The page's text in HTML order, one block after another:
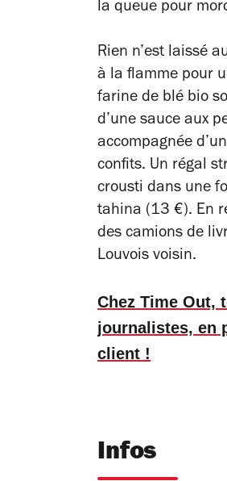
la queue pour
Rien n’est laissé
à la flamme pour
farine de blé bio
d’une sauce aux
accompagnée
confits. Un régal
crousti dans une
tahina (13 €). En
des camions de
Louvois voisin.
Chez Time Out,
journalistes, en
client !
Infos